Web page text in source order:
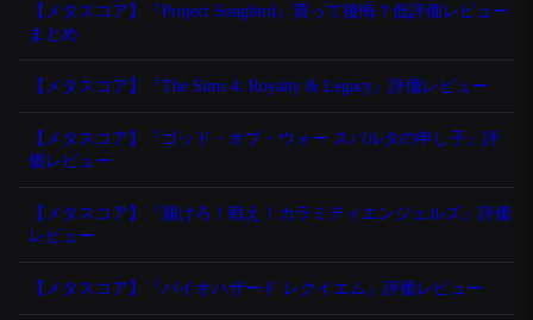
【メタスコア】『Project Songbird』買って後悔？低評価レビュー
まとめ
【メタスコア】『The Sims 4: Royalty & Legacy』評価レビュー
【メタスコア】『ゴッド・オブ・ウォー スパルタの申し子』評
価レビュー
【メタスコア】『届けろ！戦え！カラミティエンジェルズ』評価
レビュー
【メタスコア】『バイオハザード レクイエム』評価レビュー